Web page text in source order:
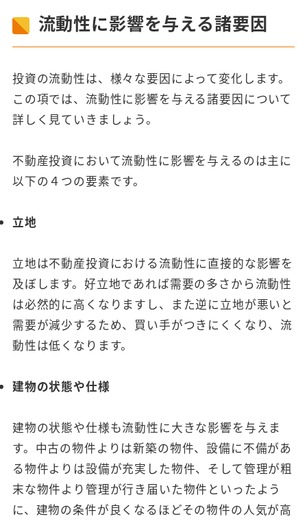
流動性に影響を与える諸要因
投資の流動性は、様々な要因によって変化します。
この項では、流動性に影響を与える諸要因について
詳しく見ていきましょう。
不動産投資において流動性に影響を与えるのは主に
以下の４つの要素です。
立地
立地は不動産投資における流動性に直接的な影響を
及ぼします。好立地であれば需要の多さから流動性
は必然的に高くなりますし、また逆に立地が悪いと
需要が減少するため、買い手がつきにくくなり、流
動性は低くなります。
建物の状態や仕様
建物の状態や仕様も流動性に大きな影響を与えま
す。中古の物件よりは新築の物件、設備に不備があ
る物件よりは設備が充実した物件、そして管理が粗
末な物件より管理が行き届いた物件といったよう
に、建物の条件が良くなるほどその物件の人気が高